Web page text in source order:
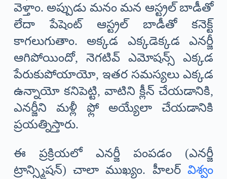
వెళ్తాం. అప్పుడు మనం మన ఆస్ట్రల్ బాడీతో
లేదా పేషెంట్ ఆస్ట్రల్ బాడీతో కనెక్ట్
కాగలుగుతాం. అక్కడ ఎక్కడెక్కడ ఎనర్జీ
ఆగిపోయిందో, నెగటివ్ ఎమోషన్స్ ఎక్కడ
పేరుకుపోయాయో, ఇతర సమస్యలు ఎక్కడ
ఉన్నాయో కనిపెట్టి, వాటిని క్లీన్ చేయడానికి,
ఎనర్జీని మళ్లీ ఫ్లో అయ్యేలా చేయడానికి
ప్రయత్నిస్తారు.
ఈ ప్రక్రియలో ఎనర్జీ పంపడం (ఎనర్జీ
ట్రాన్స్మిషన్) చాలా ముఖ్యం. హీలర్విశ్వం